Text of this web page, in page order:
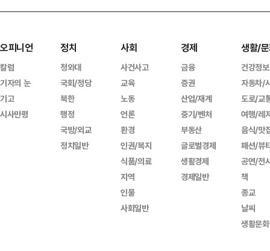
오피니언
칼럼
기자의 눈
기고
시사만평
정치
청와대
국회/정당
북한
행정
국방/외교
정치일반
사회
사건사고
교육
노동
언론
환경
인권/복지
식품/의료
지역
인물
사회일반
경제
금융
증권
산업/재계
중기/벤처
부동산
글로벌경제
생활경제
경제일반
생활/
건강정보
자동차/
도로/교
여행/레
음식/맛
패션/뷰
공연/전
책
종교
날씨
생활문